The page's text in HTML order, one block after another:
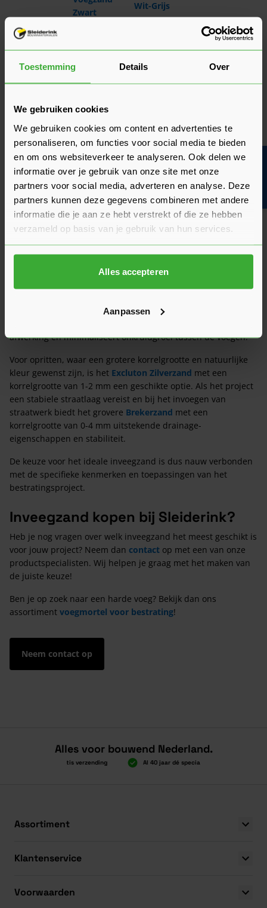
Toestemming Details Over
We gebruiken cookies
We gebruiken cookies om content en advertenties te
personaliseren, om functies voor social media te bieden
en om ons websiteverkeer te analyseren. Ook delen we
informatie over je gebruik van onze site met onze
partners voor social media, adverteren en analyse. Deze
partners kunnen deze gegevens combineren met andere
informatie die je aan ze hebt verstrekt of die ze hebben
verzameld op basis van je gebruik van hun services.
Alles accepteren
Aanpassen
Zwart
Wit-Grijs
Korrelgrootte
0 – 4 mm
Inhoud 25 kg per zak 25 kg per zak
Big Bag à 1 m3
of 25 kg per
Geschikt voor
Smalle voegen
Diverse
Brede voegen
Aanbevolen
toepassingen
Terrassen,
looppaden
terrassen,
tuinpaden
straatlaag en
invegen
straatwerk
Kleur
Zwart Wit – grijs
Natuurlijk
Drainage-
eigenschappen
Goed Normaal Uitstekend
Wanneer kies je voor welk product?
De keuze voor het juiste inveegzand is afhankelijk van de
Graphite Sparkle Voegzandmet een korrelgrootte van 0,25 –
afwerking en minimaliseert onkruidgroei tussen de voegen.
Voor opritten, waar een grotere korrelgrootte en natuurlijke
kleur gewenst zijn, is het Excluton Zilverzand met een
korrelgrootte van 1-2 mm een geschikte optie. Als het project
een stabiele straatlaag vereist en bij het invoegen van
straatwerk biedt het grovere Brekerzand met een
korrelgrootte van 0-4 mm uitstekende drainage-
eigenschappen en stabiliteit.
De keuze voor het ideale inveegzand is dus nauw verbonden
met de specifieke kenmerken en toepassingen van het
bestratingsproject.
Inveegzand kopen bij Sleiderink?
Heb je nog vragen over welk inveegzand het meest geschikt is
voor jouw project? Neem dan contact op met een van onze
productspecialisten. Wij helpen je graag met het maken van
de juiste keuze!
Ben je op zoek naar een harde voeg? Bekijk dan ons
assortiment voegmortel voor bestrating!
Neem contact op
Alles voor bouwend Nederland.
Boven 2.000 gratis verzending Al 40 jaar dé specialist
Assortiment
Klantenservice
Voorwaarden